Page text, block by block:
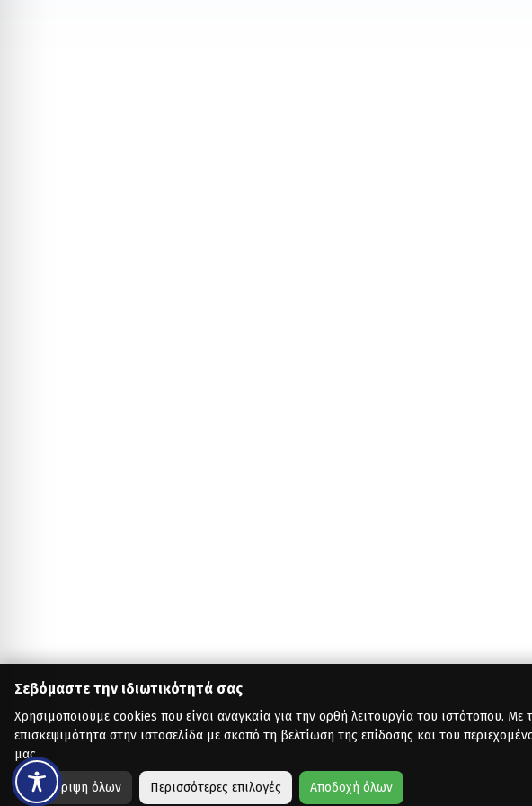
Σεβόμαστε την ιδιωτικότητά σας
Χρησιμοποιούμε cookies που είναι αναγκαία για την ορθή λειτουργία του ιστότοπου.
επισκεψιμότητα στην ιστοσελίδα με σκοπό τη βελτίωση της επίδοσης και του
μας.
Απόρριψη όλων Περισσότερες επιλογές Αποδοχή όλων